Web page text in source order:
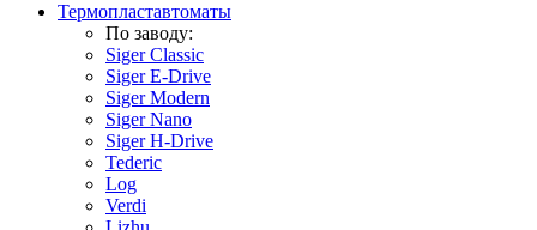
Термопластавтоматы
По заводу:
Siger Classic
Siger E-Drive
Siger Modern
Siger Nano
Siger H-Drive
Tederic
Log
Verdi